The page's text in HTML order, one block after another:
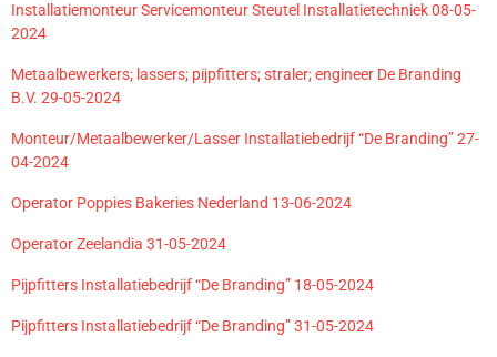
Installatiemonteur Servicemonteur Steutel Installatietechniek 08-05-
2024
Metaalbewerkers; lassers; pijpfitters; straler; engineer De Branding
B.V. 29-05-2024
Monteur/Metaalbewerker/Lasser Installatiebedrijf “De Branding” 27-
04-2024
Operator Poppies Bakeries Nederland 13-06-2024
Operator Zeelandia 31-05-2024
Pijpfitters Installatiebedrijf “De Branding” 18-05-2024
Pijpfitters Installatiebedrijf “De Branding” 31-05-2024